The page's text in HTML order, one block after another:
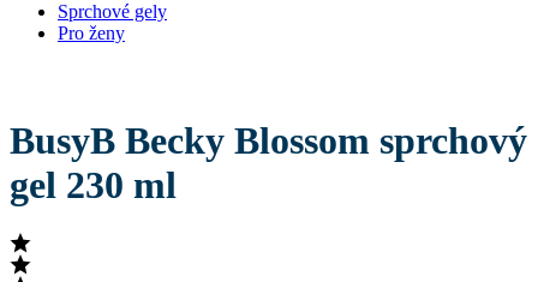
Sprchové gely
Pro ženy
BusyB Becky Blossom sprchový
gel 230 ml